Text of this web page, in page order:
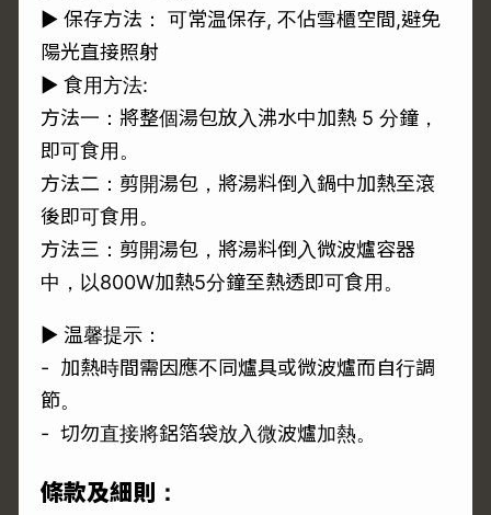
► 保存方法： 可常温保存, 不佔雪櫃空間,避免
陽光直接照射
► 食用方法:
方法一：將整個湯包放入沸水中加熱 5 分鐘，
即可食用。
方法二：剪開湯包，將湯料倒入鍋中加熱至滾
後即可食用。
方法三：剪開湯包，將湯料倒入微波爐容器
中，以800W加熱5分鐘至熱透即可食用。
► 温馨提示：
- 加熱時間需因應不同爐具或微波爐而自行調
節。
- 切勿直接將鋁箔袋放入微波爐加熱。
條款及細則：